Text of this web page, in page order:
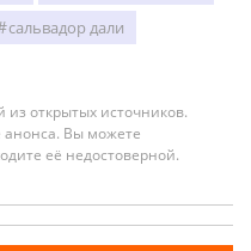
сальвадор дали
из открытых источников.
анонса. Вы можете
её недостоверной.